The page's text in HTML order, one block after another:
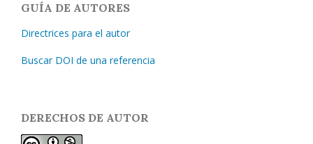
GUÍA DE AUTORES
Directrices para el autor
Buscar DOI de una referencia
DERECHOS DE AUTOR